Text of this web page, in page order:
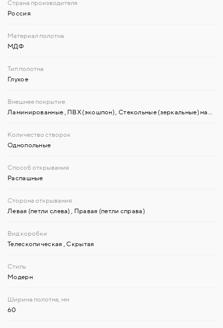
Россия
МДФ
Глухое
Ламинированные ПВХ (экошпон) Стекольные (зеркальные) материалы
Однопольные
Распашные
Левая (петли слева) Правая (петли справа)
Телескопическая Скрытая
Модерн
60